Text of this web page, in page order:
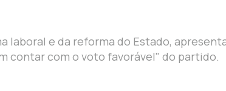
laboral e da reforma do Estado,
contar com o voto favorável" do partido.